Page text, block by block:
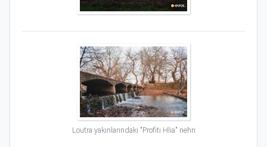
Loutra yakınlarındaki "Profiti Hlia" nehri